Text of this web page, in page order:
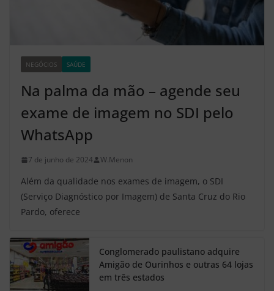
NEGÓCIOS SAÚDE
Na palma da mão – agende seu
exame de imagem no SDI pelo
WhatsApp
7 de junho de 2024 W.Menon
Além da qualidade nos exames de imagem, o SDI
(Serviço Diagnóstico por Imagem) de Santa Cruz do Rio
Pardo, oferece
Conglomerado paulistano adquire
Amigão de Ourinhos e outras 64 lojas
em três estados